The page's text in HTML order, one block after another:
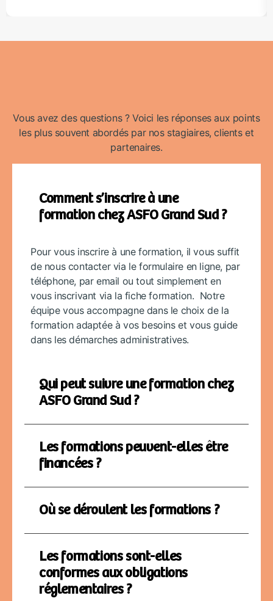
Vous avez des questions ? Voici les réponses aux points
les plus souvent abordés par nos stagiaires, clients et
partenaires.
Comment s’inscrire à une
formation chez ASFO Grand Sud ?
Pour vous inscrire à une formation, il vous suffit
de nous contacter via le formulaire en ligne, par
téléphone, par email ou tout simplement en
vous inscrivant via la fiche formation. Notre
équipe vous accompagne dans le choix de la
formation adaptée à vos besoins et vous guide
dans les démarches administratives.
Qui peut suivre une formation chez
ASFO Grand Sud ?
Les formations peuvent-elles être
financées ?
Où se déroulent les formations ?
Les formations sont-elles
conformes aux obligations
réglementaires ?